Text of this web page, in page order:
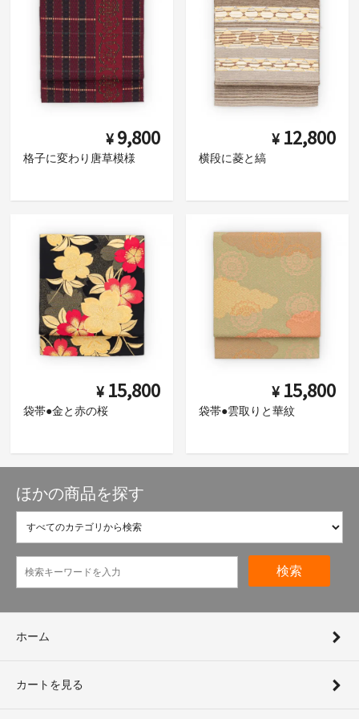
¥ 9,800
格子に変わり唐草模様
¥ 12,800
横段に菱と縞
¥ 15,800
袋帯●金と赤の桜
¥ 15,800
袋帯●雲取りと華紋
ほかの商品を探す
検索
ホーム
カートを見る